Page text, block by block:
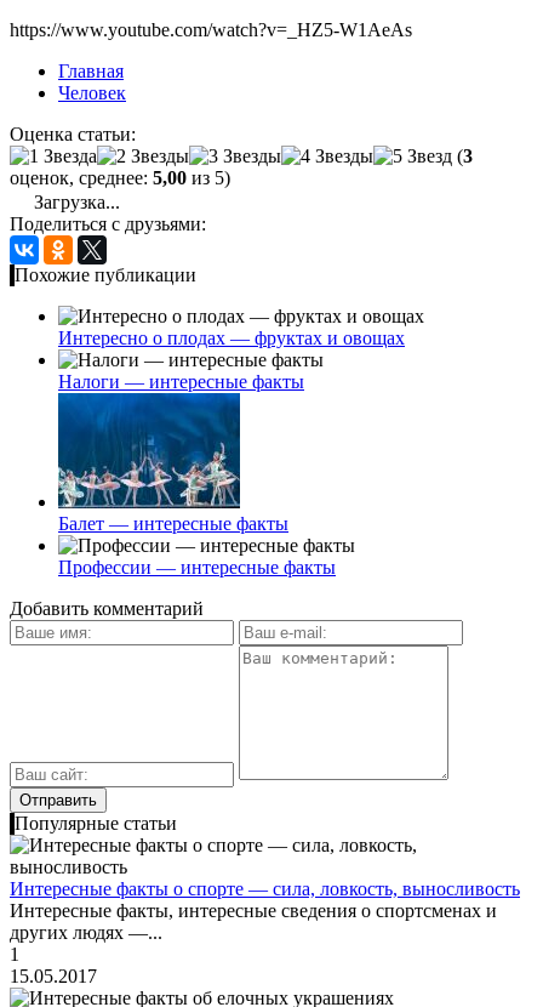
https://www.youtube.com/watch?v=_HZ5-W1AeAs
Главная
Человек
Оценка статьи:
(3
оценок, среднее: 5,00 из 5)
Загрузка...
Поделиться с друзьями:
Похожие публикации
Интересно о плодах — фруктах и овощах
Налоги — интересные факты
Балет — интересные факты
Профессии — интересные факты
Добавить комментарий
Популярные статьи
Интересные факты о спорте — сила, ловкость, выносливость
Интересные факты, интересные сведения о спортсменах и
других людях —...
1
15.05.2017